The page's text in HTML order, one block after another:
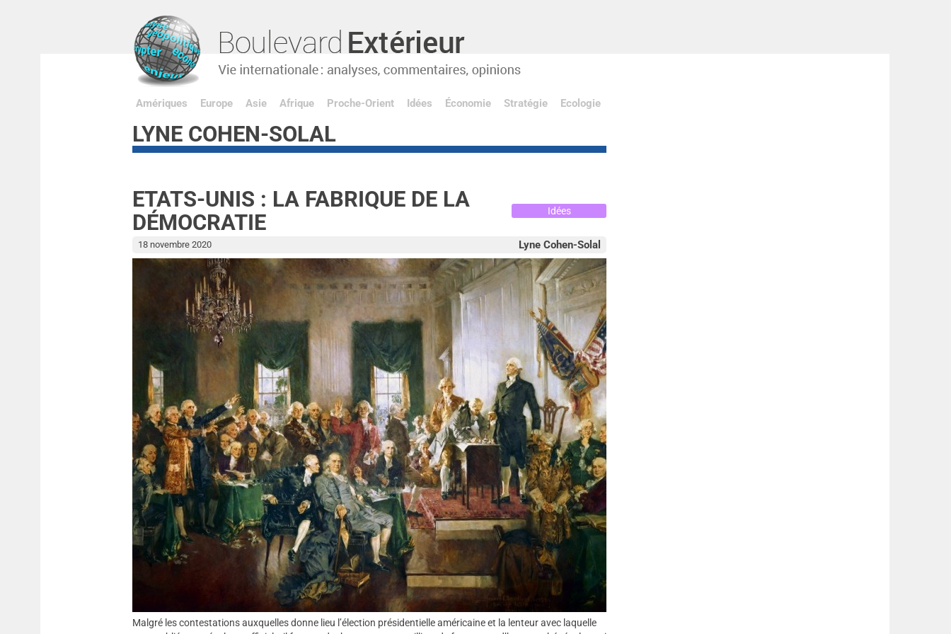
Amériques Europe Asie Afrique Proche-Orient Idées Économie Stratégie Ecologie
LYNE COHEN-SOLAL
Idées
ETATS-UNIS : LA FABRIQUE DE LA
DÉMOCRATIE
Lyne Cohen-Solal
18 novembre 2020
Malgré les contestations auxquelles donne lieu l’élection présidentielle américaine et la lenteur avec laquelle